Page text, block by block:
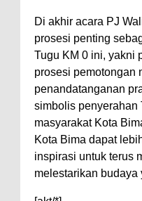
Di akhir acara PJ
prosesi penting
Tugu KM 0 ini, yakni
prosesi pemotongan
penandatanganan
simbolis penyerahan
masyarakat Kota
Kota Bima dapat
inspirasi untuk terus
melestarikan budaya